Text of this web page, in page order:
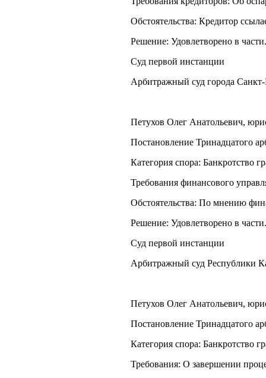
Обстоятельства: Кредитор
Решение: Удовлетворено в части.
Суд первой инстанции
Арбитражный суд города
Петухов Олег Анатольевич,
Постановление Тринадцатого
Категория спора: Банкротство
Требования финансового
Обстоятельства: По мнению
Решение: Удовлетворено в части.
Суд первой инстанции
Арбитражный суд Республики
Петухов Олег Анатольевич,
Постановление Тринадцатого
Категория спора: Банкротство
Требования: О завершении